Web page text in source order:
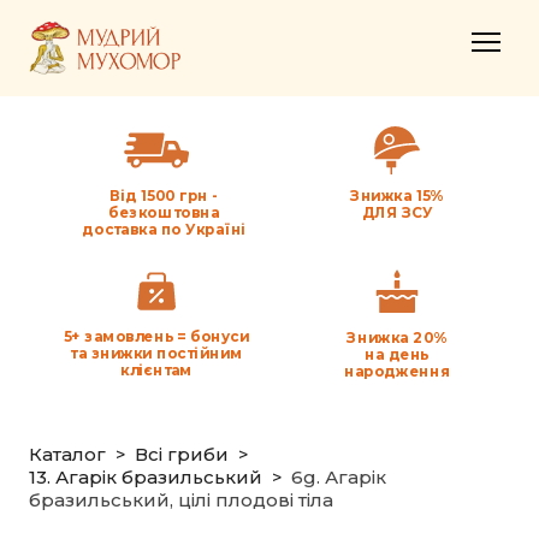
Знижка 15%
ДЛЯ ЗСУ
Від 1500 грн -
безкоштовна
доставка по Україні
5+ замовлень = бонуси
та знижки постійним
клієнтам
Знижка 20%
на день
народження
Каталог
Всі гриби
13. Агарік бразильський
6g. Агарік
бразильський, цілі плодові тіла